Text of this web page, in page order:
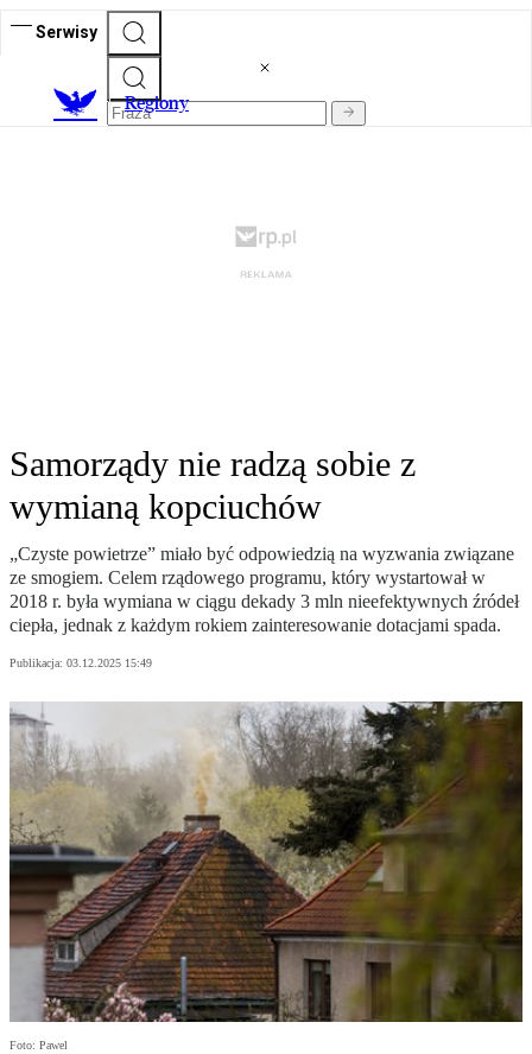
Serwisy
Regiony
Samorządy nie radzą sobie z
wymianą kopciuchów
„Czyste powietrze” miało być odpowiedzią na wyzwania związane
ze smogiem. Celem rządowego programu, który wystartował w
2018 r. była wymiana w ciągu dekady 3 mln nieefektywnych źródeł
ciepła, jednak z każdym rokiem zainteresowanie dotacjami spada.
Publikacja: 03.12.2025 15:49
Foto: Pawel